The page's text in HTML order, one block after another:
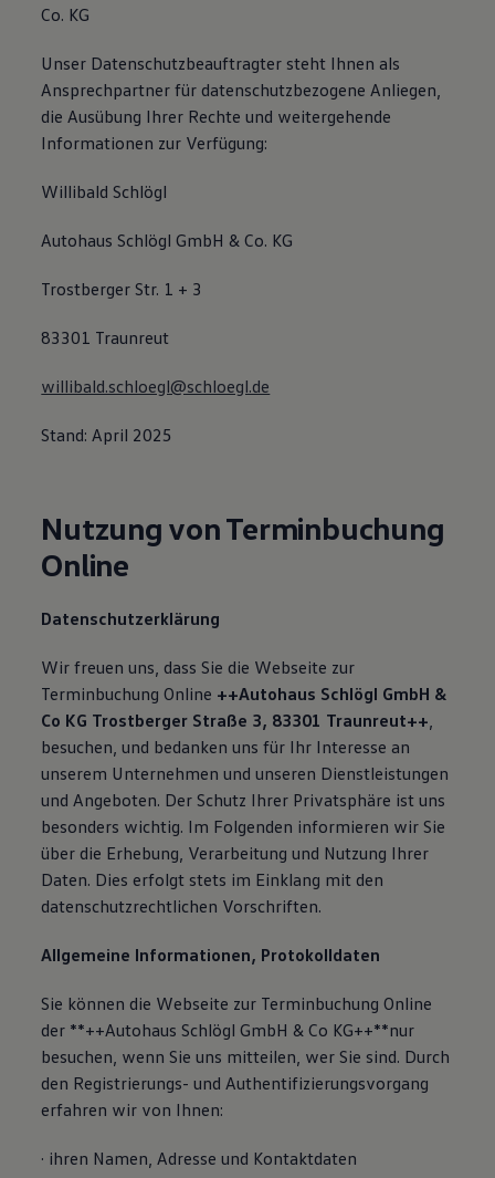
Co. KG
Unser Datenschutzbeauftragter steht Ihnen als
Ansprechpartner für datenschutzbezogene Anliegen,
die Ausübung Ihrer Rechte und weitergehende
Informationen zur Verfügung:
Willibald Schlögl
Autohaus Schlögl GmbH & Co. KG
Trostberger Str. 1 + 3
83301 Traunreut
willibald.schloegl@schloegl.de
Stand: April 2025
Nutzung von Terminbuchung
Online
Datenschutzerklärung
Wir freuen uns, dass Sie die Webseite zur
Terminbuchung Online ++Autohaus Schlögl GmbH &
Co KG Trostberger Straße 3, 83301 Traunreut++,
besuchen, und bedanken uns für Ihr Interesse an
unserem Unternehmen und unseren Dienstleistungen
und Angeboten. Der Schutz Ihrer Privatsphäre ist uns
besonders wichtig. Im Folgenden informieren wir Sie
über die Erhebung, Verarbeitung und Nutzung Ihrer
Daten. Dies erfolgt stets im Einklang mit den
datenschutzrechtlichen Vorschriften.
Allgemeine Informationen, Protokolldaten
Sie können die Webseite zur Terminbuchung Online
der **++Autohaus Schlögl GmbH & Co KG++**nur
besuchen, wenn Sie uns mitteilen, wer Sie sind. Durch
den Registrierungs- und Authentifizierungsvorgang
erfahren wir von Ihnen:
· ihren Namen, Adresse und Kontaktdaten